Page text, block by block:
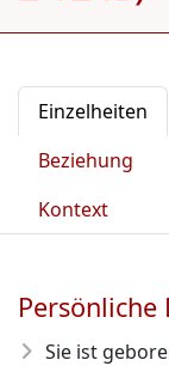
Einzelheiten
Beziehung
Kontext
Persönliche
Sie ist